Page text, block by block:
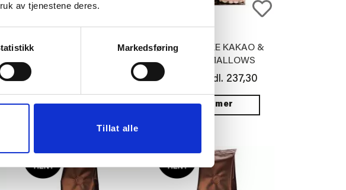
av tjenestene deres.
Markedsføring
Tillat alle
FUDGE MED KARAMELL &
Vis mer
GAVEPAKKE KAKAO &
MARSHMALLOWS
Medl. 237,30
Vis mer